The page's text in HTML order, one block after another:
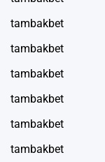
tambakbet
tambakbet
tambakbet
tambakbet
tambakbet
tambakbet